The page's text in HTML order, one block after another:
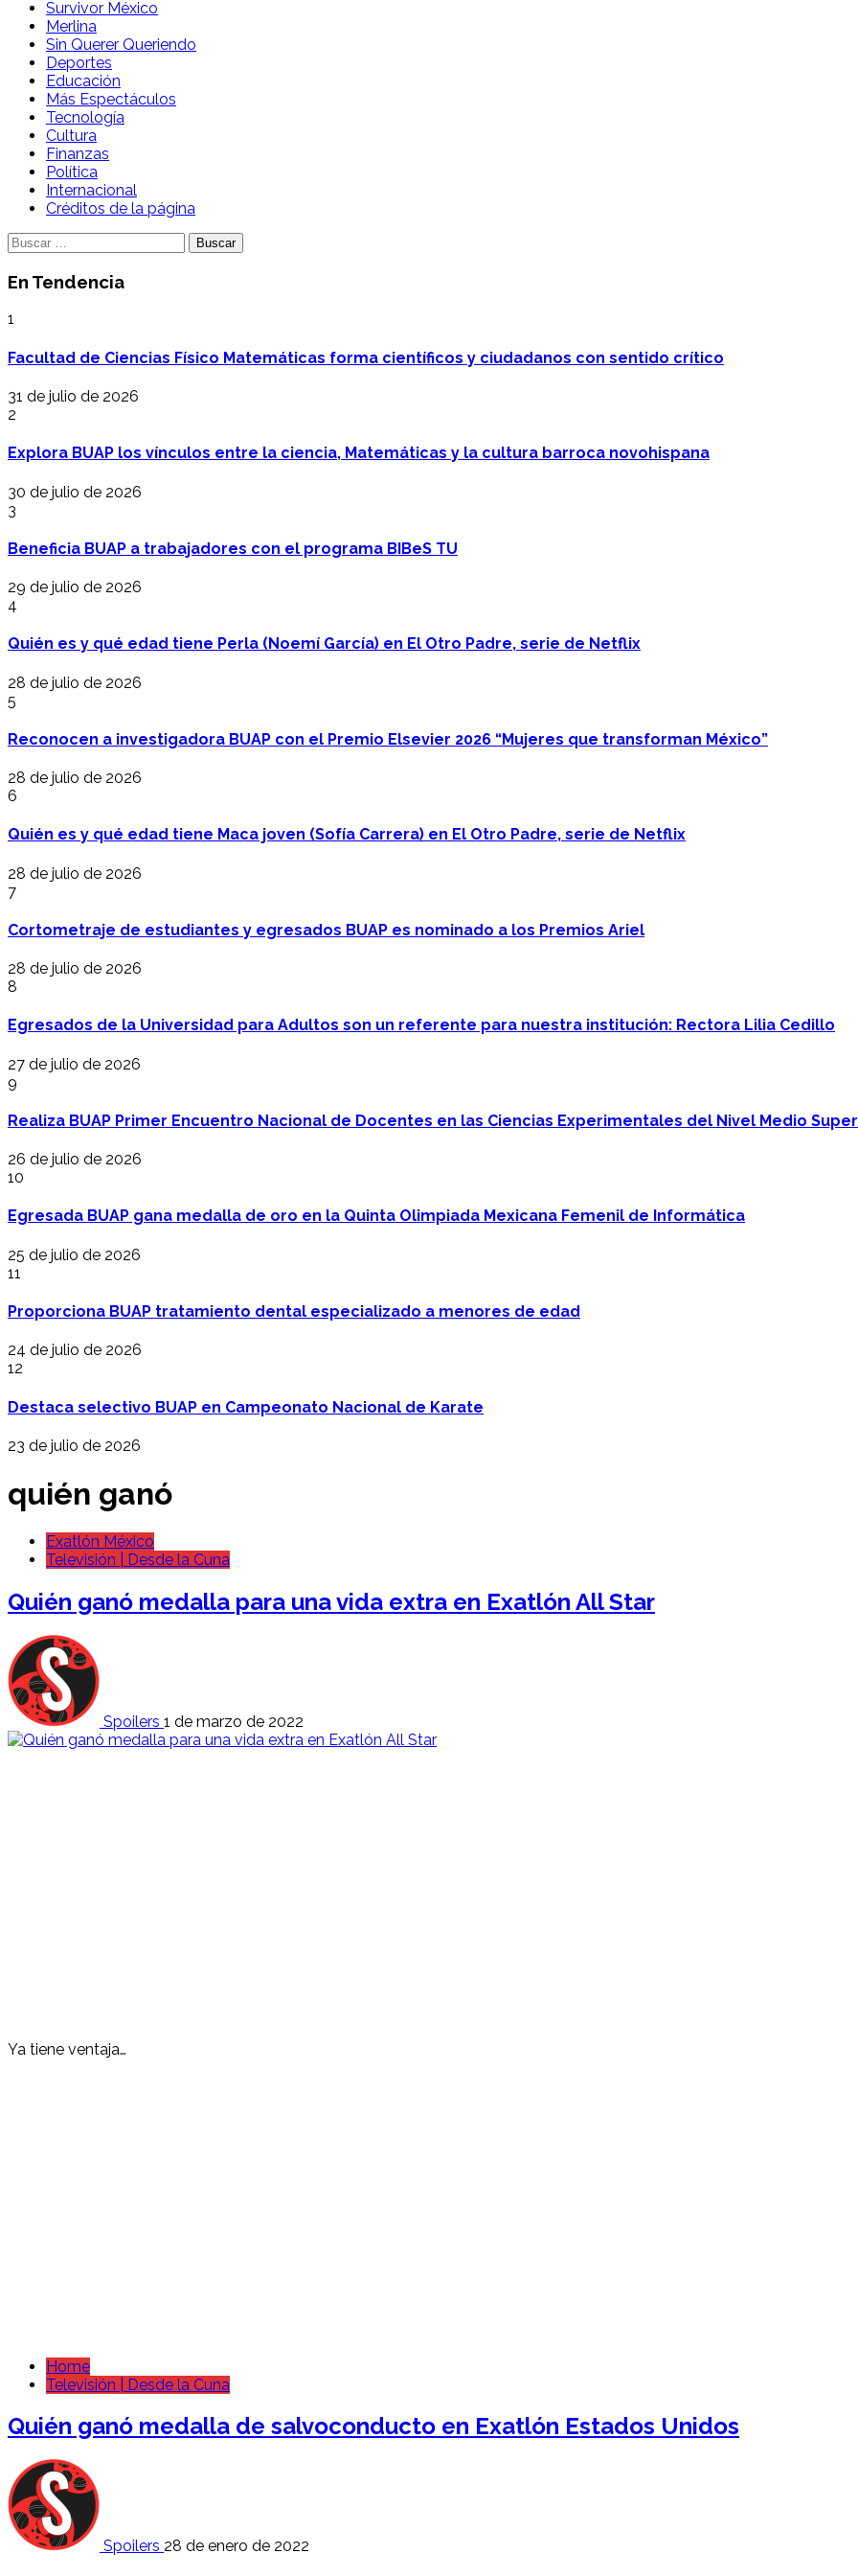
Survivor México
Merlina
Sin Querer Queriendo
Deportes
Educación
Más Espectáculos
Tecnología
Cultura
Finanzas
Política
Internacional
Créditos de la página
Buscar:
En Tendencia
1
Facultad de Ciencias Físico Matemáticas forma científicos y ciudadanos con sentido crítico
31 de julio de 2026
2
Explora BUAP los vínculos entre la ciencia, Matemáticas y la cultura barroca novohispana
30 de julio de 2026
3
Beneficia BUAP a trabajadores con el programa BIBeS TU
29 de julio de 2026
4
Quién es y qué edad tiene Perla (Noemí García) en El Otro Padre, serie de Netflix
28 de julio de 2026
5
Reconocen a investigadora BUAP con el Premio Elsevier 2026 “Mujeres que transforman México”
28 de julio de 2026
6
Quién es y qué edad tiene Maca joven (Sofía Carrera) en El Otro Padre, serie de Netflix
28 de julio de 2026
7
Cortometraje de estudiantes y egresados BUAP es nominado a los Premios Ariel
28 de julio de 2026
8
Egresados de la Universidad para Adultos son un referente para nuestra institución: Rectora Lilia Cedillo
27 de julio de 2026
9
Realiza BUAP Primer Encuentro Nacional de Docentes en las Ciencias Experimentales del Nivel Medio
26 de julio de 2026
10
Egresada BUAP gana medalla de oro en la Quinta Olimpiada Mexicana Femenil de Informática
25 de julio de 2026
11
Proporciona BUAP tratamiento dental especializado a menores de edad
24 de julio de 2026
12
Destaca selectivo BUAP en Campeonato Nacional de Karate
23 de julio de 2026
quién ganó
Exatlón México
Televisión | Desde la Cuna
Quién ganó medalla para una vida extra en Exatlón All Star
Spoilers 1 de marzo de 2022
Ya tiene ventaja…
Home
Televisión | Desde la Cuna
Quién ganó medalla de salvoconducto en Exatlón Estados Unidos
Spoilers 28 de enero de 2022